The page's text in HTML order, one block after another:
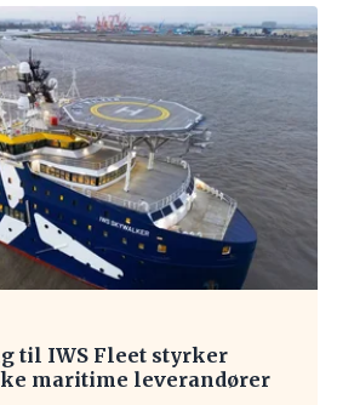
til IWS Fleet styrker
maritime leverandører